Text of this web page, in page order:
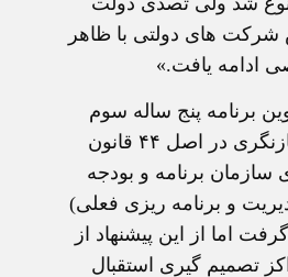
شرکت های دولتی با ظاهر
ادامه يافت.»
برنامه پنج ساله سوم
توسعه، لزوم بازنگری در اصل ۴۴ قانون
برنامه و بودجه
و برنامه ريزی فعلی)
اما از اين پيشنهاد از
تصميم گيری استقبال